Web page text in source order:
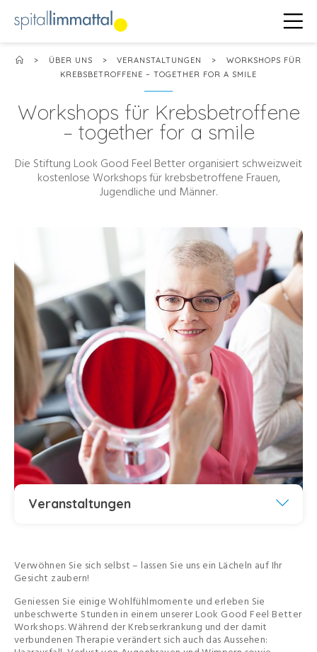
> ÜBER UNS > VERANSTALTUNGEN >
WORKSHOPS FÜR
KREBSBETROFFENE – TOGETHER FOR A SMILE
Workshops für Krebsbetroffene
– together for a smile
Die Stiftung Look Good Feel Better organisiert schweizweit
kostenlose Workshops für krebsbetroffene Frauen,
Jugendliche und Männer.
Veranstaltungen
Verwöhnen Sie sich selbst – lassen Sie uns ein Lächeln auf Ihr
Gesicht zaubern!
Geniessen Sie einige Wohlfühlmomente und erleben Sie
unbeschwerte Stunden in einem unserer Look Good Feel Better
Workshops. Während der Krebserkrankung und der damit
verbundenen Therapie verändert sich auch das Aussehen: